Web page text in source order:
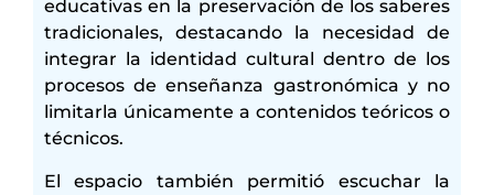
educativas en la preservación de los saberes
tradicionales, destacando la necesidad de
integrar la identidad cultural dentro de los
procesos de enseñanza gastronómica y no
limitarla únicamente a contenidos teóricos o
técnicos.
El espacio también permitió escuchar la